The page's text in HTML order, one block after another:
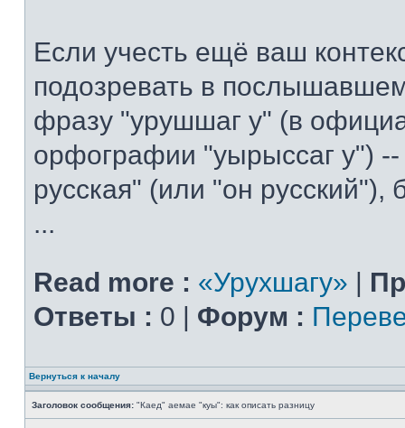
Если учесть ещё ваш
подозревать в
фразу "урушшаг у" (в
орфографии "уырыссаг у") --
русская" (или "он русский"),
...
Read more : «Урухшагу» |
Ответы : 0 | Форум :
Вернуться к началу
Заголовок сообщения: "Каед" аемае "куы": как описать разницу